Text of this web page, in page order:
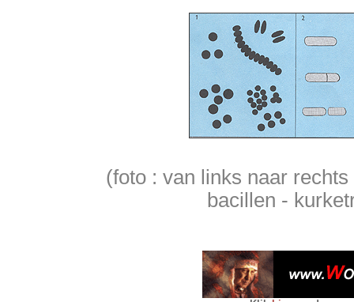
(foto : van links naar
bacillen -